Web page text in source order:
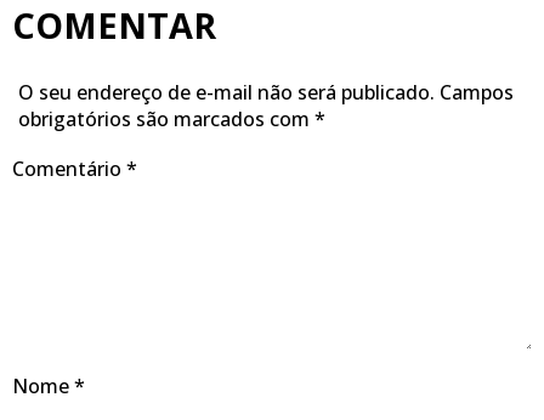
COMENTAR
O seu endereço de e-mail não será publicado. Campos
obrigatórios são marcados com *
Comentário *
Nome*